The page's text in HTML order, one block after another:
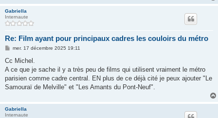
Gabriella
Internaute
Re: Film ayant pour principaux cadres les couloirs du métro
M
s
a
g
mer. 17 décembre 2025 19:11
Cc Michel.
A ce que je sache il y a très peu de films qui utilisent vraiment le métro
parisien comme cadre central. EN plus de ce déjà cité je peux ajouter "Le
Samouraï de Melville" et "Les Amants du Pont-Neuf".
Gabriella
Internaute